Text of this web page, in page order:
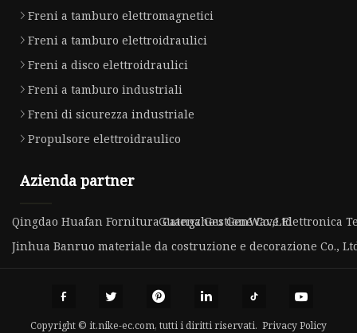
Freni a tamburo elettromagnetici
Freni a tamburo elettroidraulici
Freni a disco elettroidraulici
Freni a tamburo industriali
Freni di sicurezza industriale
Propulsore elettroidraulico
Azienda partner
Qingdao Huafan Fornitura Catena Gestione Co.,Ltd
Guangzhou GenWave Elettronica
Jinhua Banruo materiale da costruzione e decorazione Co.,
Copyright © it.nike-ec.com, tutti i diritti riservati. Privacy Policy